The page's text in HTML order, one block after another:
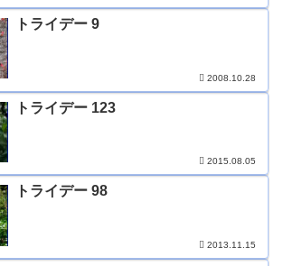
トライデー 9
2008.10.28
トライデー 123
2015.08.05
トライデー 98
2013.11.15